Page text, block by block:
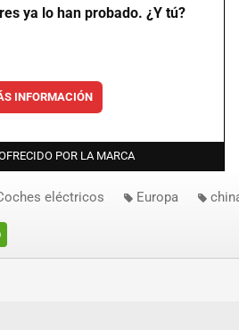
ya lo han probado. ¿Y tú?
INFORMACIÓN
POR LA MARCA
eléctricos Europa